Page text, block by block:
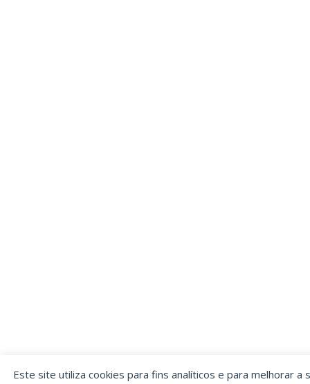
Este site utiliza cookies para fins analíticos e para melhorar a